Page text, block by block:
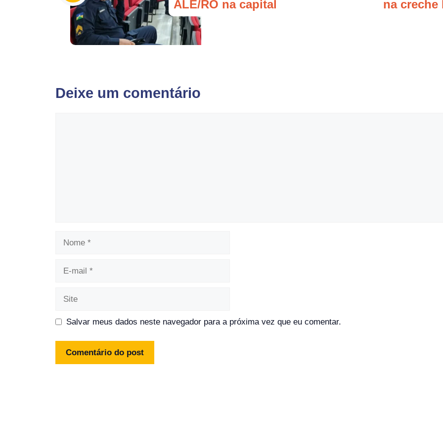
ALE/RO na capital
na creche
Deixe um comentário
Salvar meus dados neste navegador para a próxima vez que eu comentar.